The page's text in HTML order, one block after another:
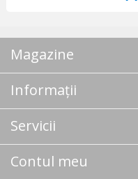
Magazine
Informații
Servicii
Contul meu